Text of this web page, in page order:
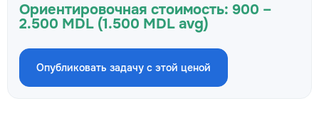
Ориентировочная стоимость: 900 –
2.500 MDL (1.500 MDL avg)
Опубликовать задачу с этой ценой